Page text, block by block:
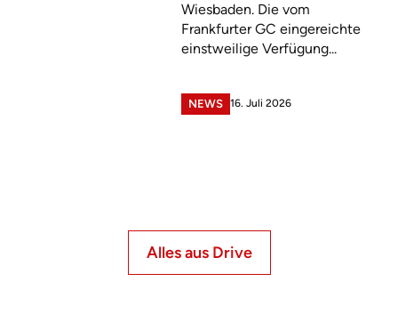
Wiesbaden. Die vom
Frankfurter GC eingereichte
einstweilige Verfügung...
NEWS 16. Juli 2026
Alles aus Drive